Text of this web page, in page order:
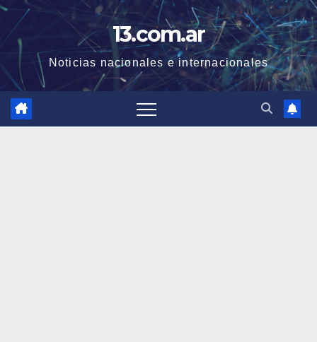
Skip
content
13.com.ar
Noticias nacionales e internacionales